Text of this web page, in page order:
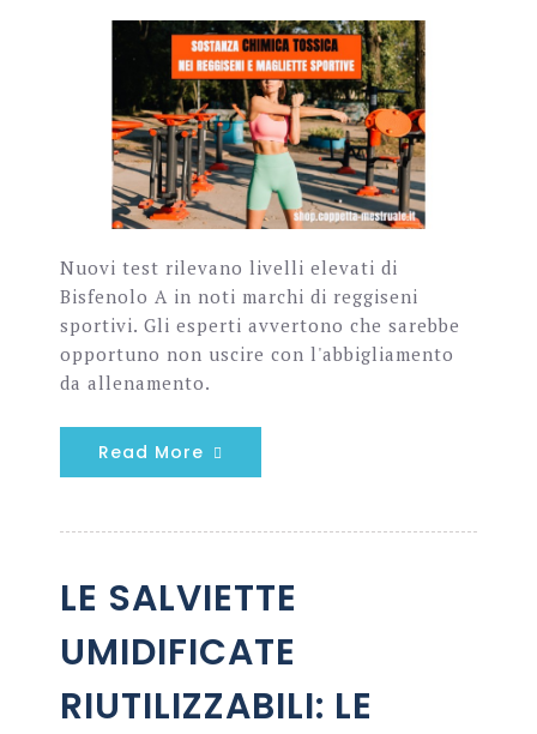
Nuovi test rilevano livelli elevati di
Bisfenolo A in noti marchi di reggiseni
sportivi. Gli esperti avvertono che sarebbe
opportuno non uscire con l'abbigliamento
da allenamento.
Read More
LE SALVIETTE
UMIDIFICATE
RIUTILIZZABILI: LE